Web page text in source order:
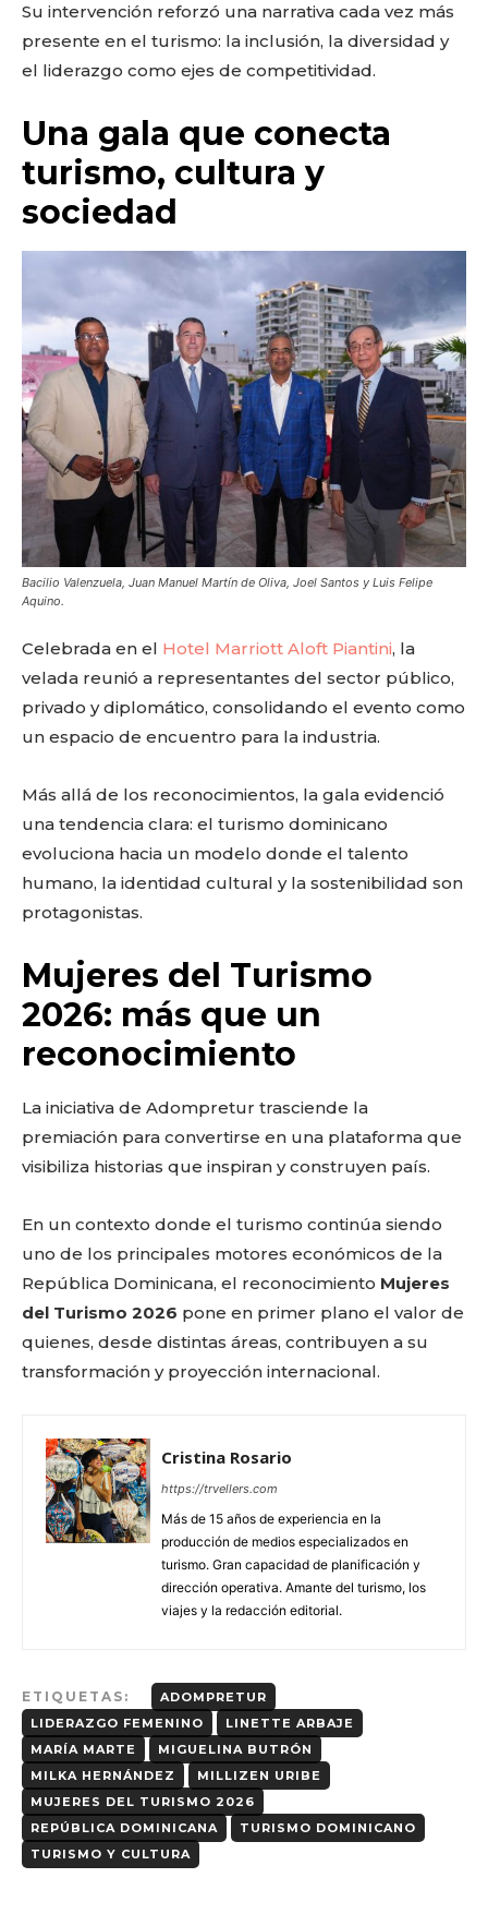
Don't miss
to stay in the loop.
Su intervención reforzó una narrativa cada vez más
presente en el turismo: la inclusión, la diversidad y
el liderazgo como ejes de competitividad.
Una gala que conecta
turismo, cultura y
sociedad
Bacilio Valenzuela, Juan Manuel Martín de Oliva, Joel Santos y Luis Felipe
Aquino.
Celebrada en el Hotel Marriott Aloft Piantini, la
velada reunió a representantes del sector público,
privado y diplomático, consolidando el evento como
un espacio de encuentro para la industria.
Más allá de los reconocimientos, la gala evidenció
una tendencia clara: el turismo dominicano
evoluciona hacia un modelo donde el talento
humano, la identidad cultural y la sostenibilidad son
protagonistas.
Mujeres del Turismo
2026: más que un
reconocimiento
La iniciativa de Adompretur trasciende la
premiación para convertirse en una plataforma que
visibiliza historias que inspiran y construyen país.
En un contexto donde el turismo continúa siendo
uno de los principales motores económicos de la
República Dominicana, el reconocimiento Mujeres
del Turismo 2026 pone en primer plano el valor de
quienes, desde distintas áreas, contribuyen a su
transformación y proyección internacional.
Cristina Rosario
https://trvellers.com
Más de 15 años de experiencia en la
producción de medios especializados en
turismo. Gran capacidad de planificación y
dirección operativa. Amante del turismo, los
viajes y la redacción editorial.
ETIQUETAS:
ADOMPRETUR
LIDERAZGO FEMENINO
LINETTE ARBAJE
MARÍA MARTE
MIGUELINA BUTRÓN
MILKA HERNÁNDEZ
MILLIZEN URIBE
MUJERES DEL TURISMO 2026
REPÚBLICA DOMINICANA
TURISMO DOMINICANO
TURISMO Y CULTURA